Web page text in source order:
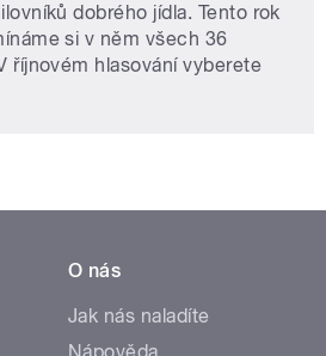
dobrého jídla. Tento rok
si v něm všech 36
říjnovém hlasování vyberete
O nás
Jak nás naladíte